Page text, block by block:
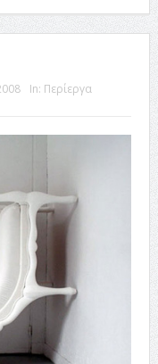
In: Περίεργα